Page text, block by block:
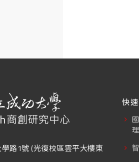
路1號 (光復校區雲平大樓東
快